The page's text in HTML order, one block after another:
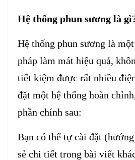
Hệ thống phun sương là
Hệ thống phun sương là
pháp làm mát hiệu quả,
tiết kiệm được rất nhiều
đặt một hệ thống hoàn
phần chính sau:
Bạn có thể tự cài đặt
sẻ chi tiết trong bài viết